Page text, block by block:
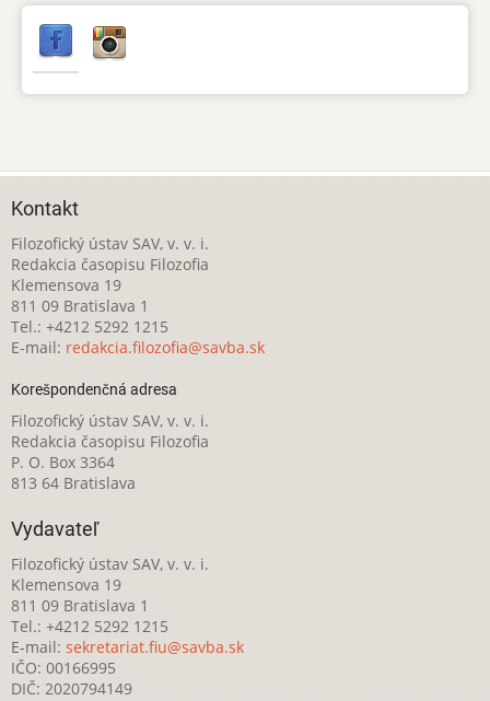
Kontakt
Filozofický ústav SAV, v. v. i.
Redakcia časopisu Filozofia
Klemensova 19
811 09 Bratislava 1
Tel.: +4212 5292 1215
E-mail: redakcia.filozofia@savba.sk
Korešpondenčná adresa
Filozofický ústav SAV, v. v. i.
Redakcia časopisu Filozofia
P. O. Box 3364
813 64 Bratislava
Vydavateľ
Filozofický ústav SAV, v. v. i.
Klemensova 19
811 09 Bratislava 1
Tel.: +4212 5292 1215
E-mail: sekretariat.fiu@savba.sk
IČO: 00166995
DIČ: 2020794149